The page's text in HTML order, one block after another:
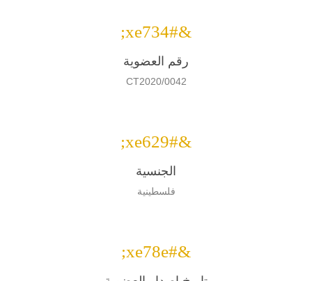
&#xe734;
رقم العضوية
CT2020/0042
&#xe629;
الجنسية
فلسطينية
&#xe78e;